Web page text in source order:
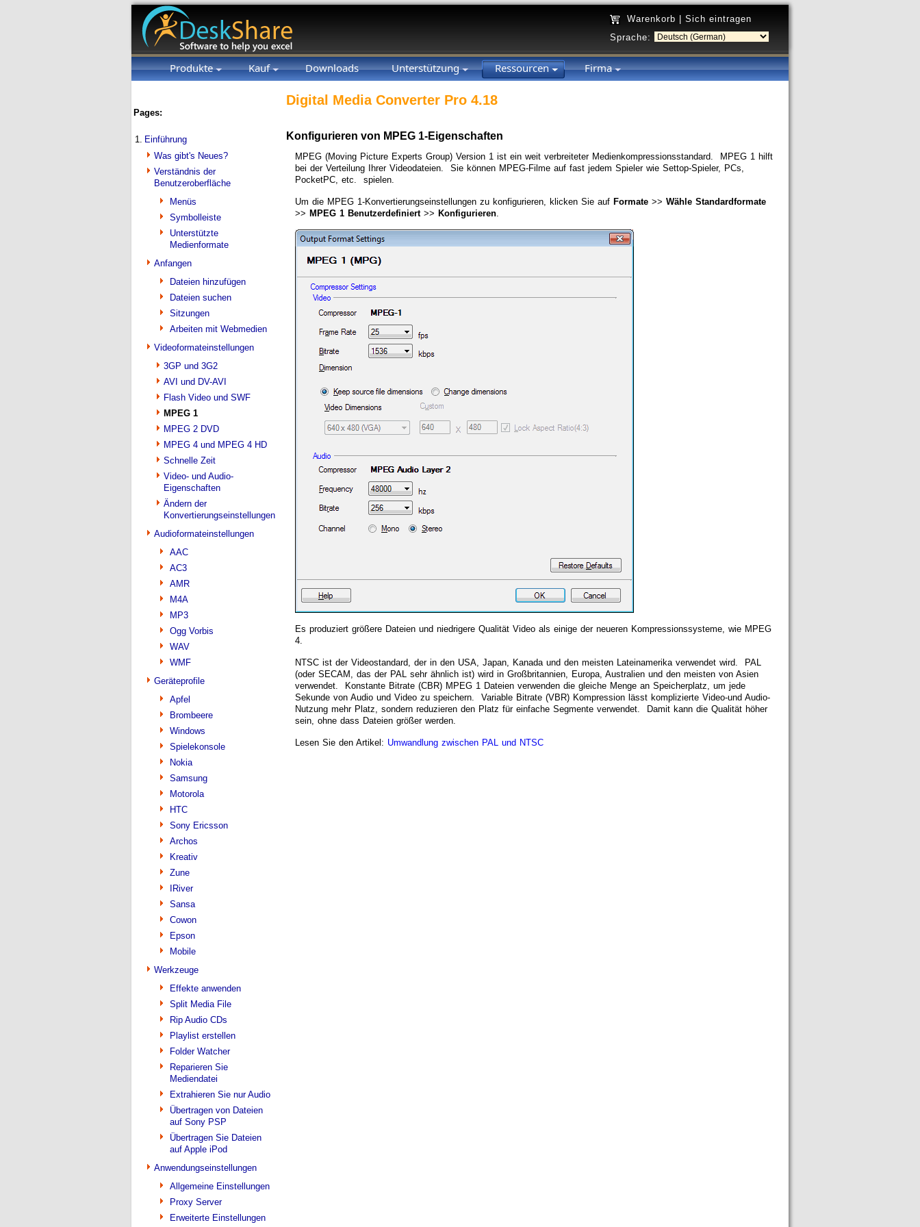
Warenkorb
Sich eintragen
Sprache:
Produkte Kauf Downloads Unterstützung Ressourcen Firma
Pages:
1. Einführung
Was gibt's Neues?
Verständnis der
Benutzeroberfläche
Menüs
Symbolleiste
Unterstützte
Medienformate
Anfangen
Dateien hinzufügen
Dateien suchen
Sitzungen
Arbeiten mit Webmedien
Videoformateinstellungen
3GP und 3G2
AVI und DV-AVI
Flash Video und SWF
MPEG 1
MPEG 2 DVD
MPEG 4 und MPEG 4 HD
Schnelle Zeit
Video- und Audio-
Eigenschaften
Ändern der
Konvertierungseinstellungen
Audioformateinstellungen
AAC
AC3
AMR
M4A
MP3
Ogg Vorbis
WAV
WMF
Geräteprofile
Apfel
Brombeere
Windows
Spielekonsole
Nokia
Samsung
Motorola
HTC
Sony Ericsson
Archos
Kreativ
Zune
IRiver
Sansa
Cowon
Epson
Mobile
Werkzeuge
Effekte anwenden
Split Media File
Rip Audio CDs
Playlist erstellen
Folder Watcher
Reparieren Sie
Mediendatei
Extrahieren Sie nur Audio
Übertragen von Dateien
auf Sony PSP
Übertragen Sie Dateien
auf Apple iPod
Anwendungseinstellungen
Allgemeine Einstellungen
Proxy Server
Erweiterte Einstellungen
Digital Media Converter Pro 4.18
Konfigurieren von MPEG 1-Eigenschaften
MPEG (Moving Picture Experts Group) Version 1 ist ein weit verbreiteter Medienkompressionsstandard. MPEG 1 hilft
bei der Verteilung Ihrer Videodateien. Sie können MPEG-Filme auf fast jedem Spieler wie Settop-Spieler, PCs,
PocketPC, etc. spielen.
Um die MPEG 1-Konvertierungseinstellungen zu konfigurieren, klicken Sie auf Formate >> Wähle Standardformate
>> MPEG 1 Benutzerdefiniert>> Konfigurieren.
Es produziert größere Dateien und niedrigere Qualität Video als einige der neueren Kompressionssysteme, wie MPEG
4.
NTSC ist der Videostandard, der in den USA, Japan, Kanada und den meisten Lateinamerika verwendet wird. PAL
(oder SECAM, das der PAL sehr ähnlich ist) wird in Großbritannien, Europa, Australien und den meisten von Asien
verwendet. Konstante Bitrate (CBR) MPEG 1 Dateien verwenden die gleiche Menge an Speicherplatz, um jede
Sekunde von Audio und Video zu speichern. Variable Bitrate (VBR) Kompression lässt komplizierte Video-und Audio-
Nutzung mehr Platz, sondern reduzieren den Platz für einfache Segmente verwendet. Damit kann die Qualität höher
sein, ohne dass Dateien größer werden.
Lesen Sie den Artikel: Umwandlung zwischen PAL und NTSC